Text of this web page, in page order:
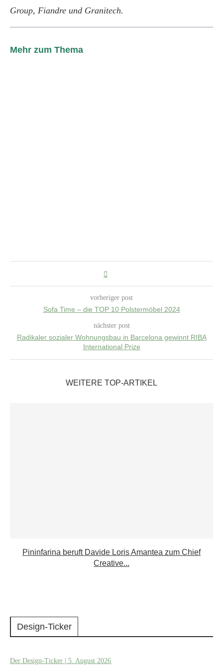
Group, Fiandre und Granitech.
Mehr zum Thema
vorheriger post
Sofa Time – die TOP 10 Polstermöbel 2024
nächster post
Radikaler sozialer Wohnungsbau in Barcelona gewinnt RIBA
International Prize
WEITERE TOP-ARTIKEL
Pininfarina beruft Davide Loris Amantea zum Chief
Creative...
Design-Ticker
Der Design-Ticker | 5. August 2026